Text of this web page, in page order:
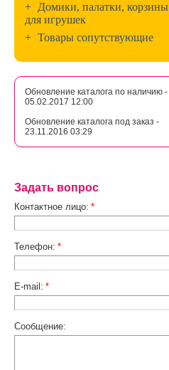
+ Домики, палатки, корзины
для игрушек
+ Товары сопутствующие
Обновление каталога по наличию -
05.02.2017 12:00
Обновление каталога под заказ -
23.11.2016 03:29
Задать вопрос
Контактное лицо: *
Телефон: *
E-mail: *
Сообщение: